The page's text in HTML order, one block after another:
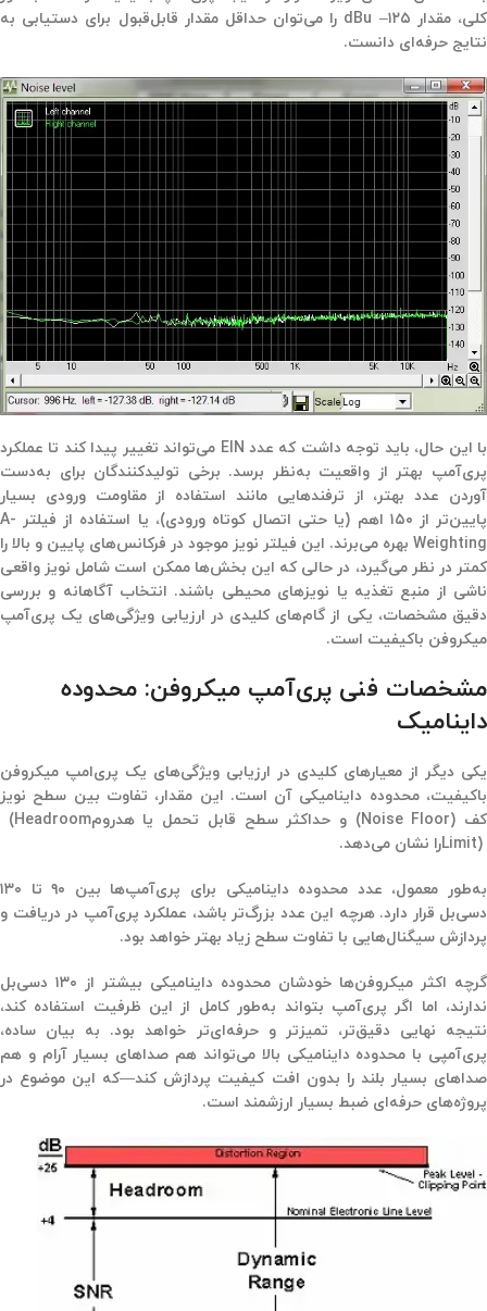
کلی، مقدار ۱۲۵dBu – را می‌توان حداقل مقدار قابل‌قبول برای دستیابی به
نتایج حرفه‌ای دانست.
با این حال، باید توجه داشت که عدد EIN می‌تواند تغییر پیدا کند تا عملکرد
پری‌آمپ بهتر از واقعیت به‌نظر برسد. برخی تولیدکنندگان برای به‌دست
آوردن عدد بهتر، از ترفندهایی مانند استفاده از مقاومت ورودی بسیار
پایین‌تر از ۱۵۰ اهم (یا حتی اتصال کوتاه ورودی)، یا استفاده از فیلتر A-
Weighting بهره می‌برند. این فیلتر نویز موجود در فرکانس‌های پایین و بالا را
کمتر در نظر می‌گیرد، در حالی که این بخش‌ها ممکن است شامل نویز واقعی
ناشی از منبع تغذیه یا نویزهای محیطی باشند. انتخاب آگاهانه و بررسی
دقیق مشخصات، یکی از گام‌های کلیدی در ارزیابی ویژگی‌های یک پری‌آمپ
میکروفن باکیفیت است.
مشخصات فنی پری‌آمپ میکروفن: محدوده
داینامیک
یکی دیگر از معیارهای کلیدی در ارزیابی ویژگی‌های یک پری‌امپ میکروفن
باکیفیت، محدوده داینامیکی آن است. این مقدار، تفاوت بین سطح نویز
کف (Noise Floor)و حداکثر سطح قابل تحمل یا هدروم(Headroom
Limit)را نشان می‌دهد.
به‌طور معمول، عدد محدوده داینامیکی برای پری‌آمپ‌ها بین ۹۰
تا ۱۳۰
دسی‌بل قرار دارد. هرچه این عدد بزرگ‌تر باشد، عملکرد پری‌آمپ در دریافت و
پردازش سیگنال‌هایی با تفاوت سطح زیاد بهتر خواهد بود.
گرچه اکثر میکروفن‌ها خودشان محدوده داینامیکی‌ بیشتر از ۱۳۰ دسی‌بل
ندارند، اما اگر پری‌آمپ بتواند به‌طور کامل از این ظرفیت استفاده کند،
نتیجه‌ نهایی دقیق‌تر، تمیزتر و حرفه‌ای‌تر خواهد بود. به بیان ساده،
پری‌آمپی با محدوده داینامیکی بالا می‌تواند هم صداهای بسیار آرام و هم
صداهای بسیار بلند را بدون افت کیفیت پردازش کند—که این موضوع در
پروژه‌های حرفه‌ای ضبط بسیار ارزشمند است.